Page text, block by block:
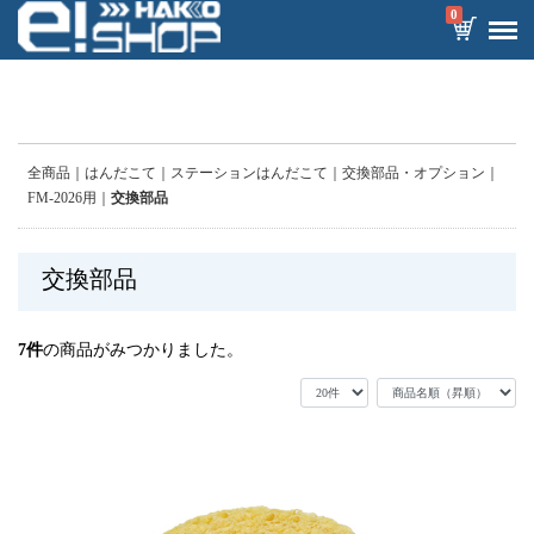
0
全商品 はんだこて ステーションはんだこて
交換部品・オプション
FM-2026用
交換部品
交換部品
7件の商品がみつかりました。